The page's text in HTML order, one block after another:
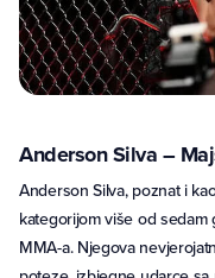
Anderson Silva –
Anderson Silva, poznat i
kategorijom više od
MMA-a. Njegova